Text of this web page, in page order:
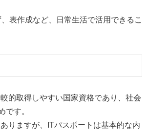
表作成など、日常生活で活用できるこ
的取得しやすい国家資格であり、社会
です。
りますが、ITパスポートは基本的な内